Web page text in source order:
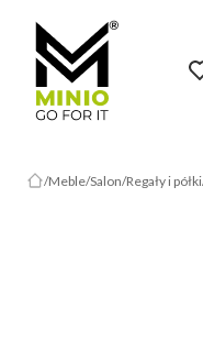
Meble Salon Regały i półki